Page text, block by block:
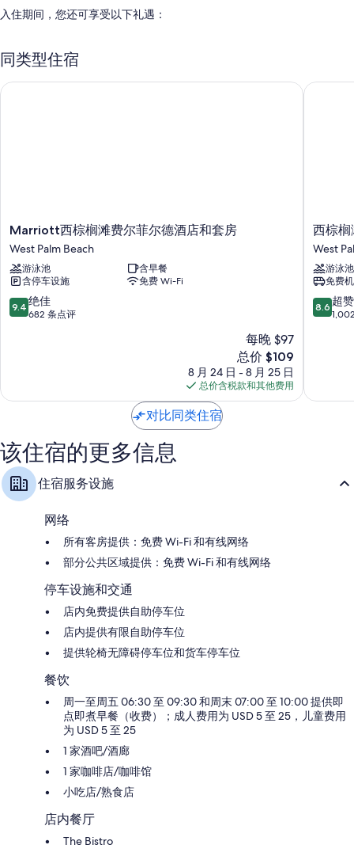
入住期间，您还可享受以下礼遇：
免费自助停车
即点即煮早餐（收费）、快速退房和户外家具
低致敏床品、加厚床垫和免费婴儿床
40-英寸平板电视，带收费电视频道
衣柜/壁橱、垃圾回收和迷你冰箱
同类型住宿
Marriott
西
棕
榈
滩
费
尔
和
West
Palm
Beach
Marriott西棕榈滩费尔菲尔德酒店和套房
West Palm Beach
游泳池
含早餐
含停车设施
免费 Wi-Fi
9.4
分，
682
评
9.4 绝佳
682 条点评
每晚 $97
新
价
格
$109
总价 $109
8 月 24 日 - 8 月 25 日
总价含税款和其他费用
Marriott西棕榈滩费尔菲尔德酒店和套房
西
棕
榈
滩
市
中
心
欢
Beach
西棕榈
West
游泳池
免费
8.6
分，
1,002
8.6 超赞
西棕榈
对比同类住宿
该住宿的更多信息
住宿服务设施
网络
所有客房提供：免费 Wi-Fi 和有线网络
部分公共区域提供：免费 Wi-Fi 和有线网络
停车设施和交通
店内免费提供自助停车位
店内提供有限自助停车位
提供轮椅无障碍停车位和货车停车位
餐饮
周一至周五 06:30 至 09:30 和周末 07:00 至 10:00 提供即
点即煮早餐（收费）；成人费用为 USD 5 至 25，儿童费用
为 USD 5 至 25
1 家酒吧/酒廊
1 家咖啡店/咖啡馆
小吃店/熟食店
店内餐厅
The Bistro